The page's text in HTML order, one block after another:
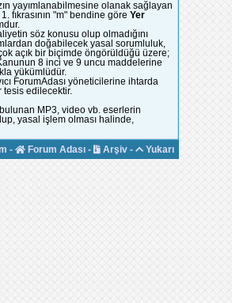
yayımlanabilmesine olanak sağlayan
fıkrasının "m" bendine göre Yer
söz konusu olup olmadığını
doğabilecek yasal sorumluluk,
açık bir biçimde öngörüldüğü üzere;
8 inci ve 9 uncu maddelerine
yükümlüdür.
ForumAdası yöneticilerine ihtarda
edilecektir.
MP3, video vb. eserlerin
yasal işlem olması halinde,
- Forum Adası- Arşiv- Yukarı